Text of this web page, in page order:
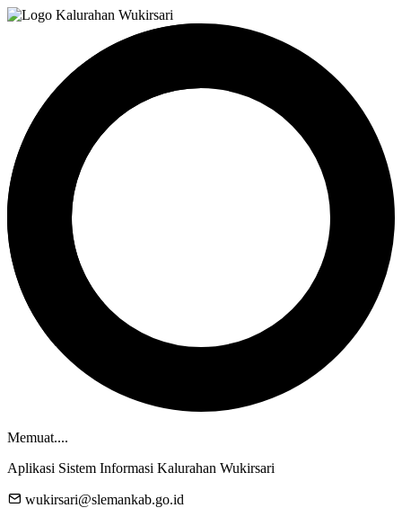
Memuat....
Aplikasi Sistem Informasi Kalurahan Wukirsari
wukirsari@slemankab.go.id